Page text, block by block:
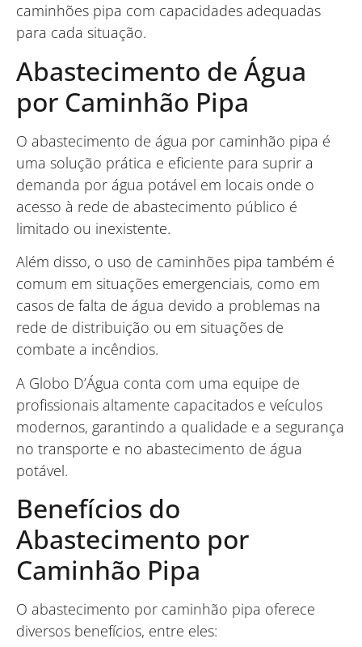
caminhões pipa com capacidades adequadas
para cada situação.
Abastecimento de Água
por Caminhão Pipa
O abastecimento de água por caminhão pipa é
uma solução prática e eficiente para suprir a
demanda por água potável em locais onde o
acesso à rede de abastecimento público é
limitado ou inexistente.
Além disso, o uso de caminhões pipa também é
comum em situações emergenciais, como em
casos de falta de água devido a problemas na
rede de distribuição ou em situações de
combate a incêndios.
A Globo D’Água conta com uma equipe de
profissionais altamente capacitados e veículos
modernos, garantindo a qualidade e a segurança
no transporte e no abastecimento de água
potável.
Benefícios do
Abastecimento por
Caminhão Pipa
O abastecimento por caminhão pipa oferece
diversos benefícios, entre eles: